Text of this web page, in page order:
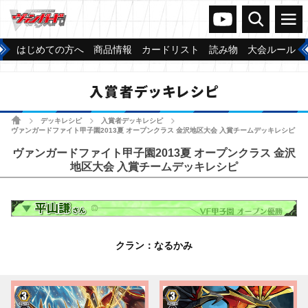
ヴァンガードch
検索 メニュー
はじめての方へ 商品情報 カードリスト 読み物 大会ルール
入賞者デッキレシピ
ホームデッキレシピ 入賞者デッキレシピ
ヴァンガードファイト甲子園2013夏 オープンクラス 金沢地区大会 入賞チームデッキレシピ
ヴァンガードファイト甲子園2013夏 オープンクラス 金沢
地区大会 入賞チームデッキレシピ
クラン：なるかみ